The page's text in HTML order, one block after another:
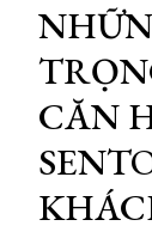
CĂN